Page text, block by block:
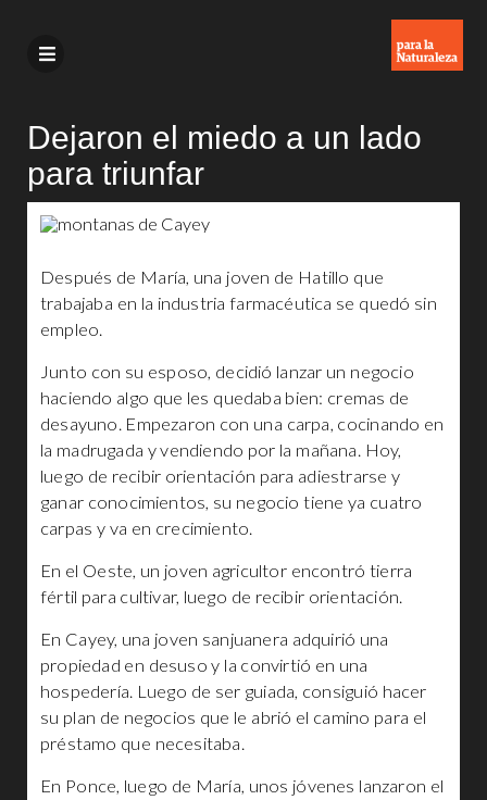
Dejaron el miedo a un lado
para triunfar
Después de María, una joven de Hatillo que
trabajaba en la industria farmacéutica se quedó sin
empleo.
Junto con su esposo, decidió lanzar un negocio
haciendo algo que les quedaba bien: cremas de
desayuno. Empezaron con una carpa, cocinando en
la madrugada y vendiendo por la mañana. Hoy,
luego de recibir orientación para adiestrarse y
ganar conocimientos, su negocio tiene ya cuatro
carpas y va en crecimiento.
En el Oeste, un joven agricultor encontró tierra
fértil para cultivar, luego de recibir orientación.
En Cayey, una joven sanjuanera adquirió una
propiedad en desuso y la convirtió en una
hospedería. Luego de ser guiada, consiguió hacer
su plan de negocios que le abrió el camino para el
préstamo que necesitaba.
En Ponce, luego de María, unos jóvenes lanzaron el